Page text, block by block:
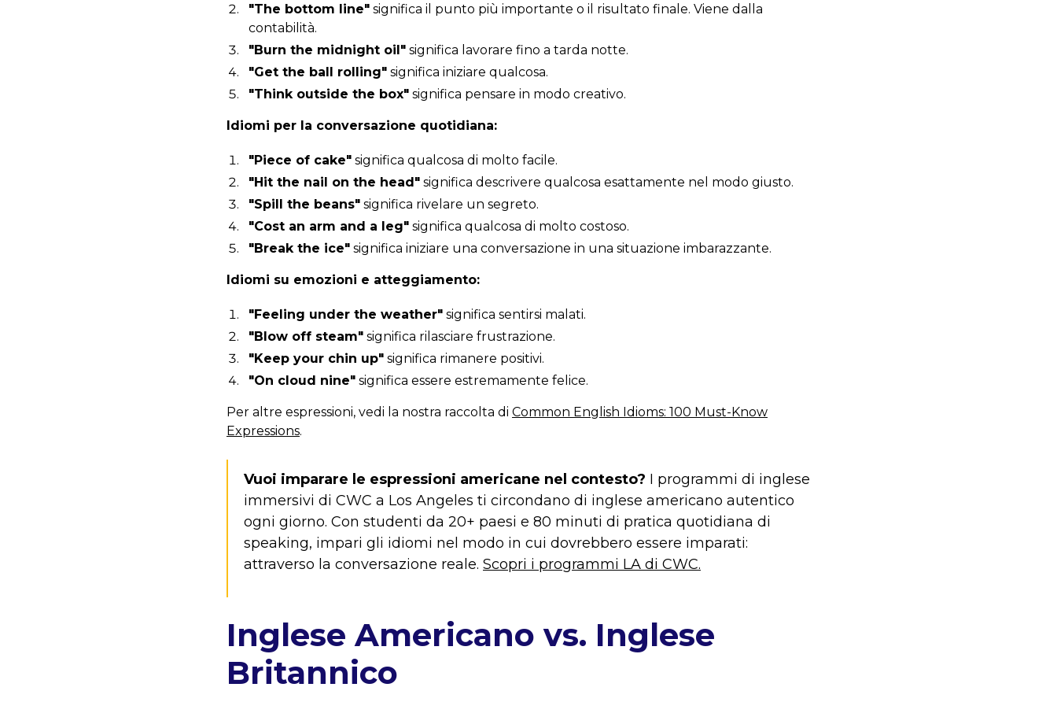
"The bottom line" significa il punto più importante o il risultato finale. Viene dalla
contabilità.
"Burn the midnight oil" significa lavorare fino a tarda notte.
"Get the ball rolling" significa iniziare qualcosa.
"Think outside the box" significa pensare in modo creativo.
Idiomi per la conversazione quotidiana:
"Piece of cake" significa qualcosa di molto facile.
"Hit the nail on the head" significa descrivere qualcosa esattamente nel modo giusto.
"Spill the beans" significa rivelare un segreto.
"Cost an arm and a leg" significa qualcosa di molto costoso.
"Break the ice" significa iniziare una conversazione in una situazione imbarazzante.
Idiomi su emozioni e atteggiamento:
"Feeling under the weather" significa sentirsi malati.
"Blow off steam" significa rilasciare frustrazione.
"Keep your chin up" significa rimanere positivi.
"On cloud nine" significa essere estremamente felice.
Per altre espressioni, vedi la nostra raccolta di Common English Idioms: 100 Must-Know
Expressions.
Vuoi imparare le espressioni americane nel contesto? I programmi di inglese
immersivi di CWC a Los Angeles ti circondano di inglese americano autentico
ogni giorno. Con studenti da 20+ paesi e 80 minuti di pratica quotidiana di
speaking, impari gli idiomi nel modo in cui dovrebbero essere imparati:
attraverso la conversazione reale. Scopri i programmi LA di CWC.
Inglese Americano vs. Inglese
Britannico